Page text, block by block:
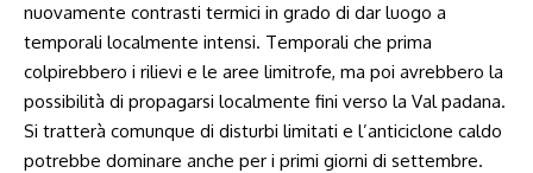
nuovamente contrasti termici in grado di dar luogo a
temporali localmente intensi. Temporali che prima
colpirebbero i rilievi e le aree limitrofe, ma poi avrebbero la
possibilità di propagarsi localmente fini verso la Val padana.
Si tratterà comunque di disturbi limitati e l’anticiclone caldo
potrebbe dominare anche per i primi giorni di settembre.